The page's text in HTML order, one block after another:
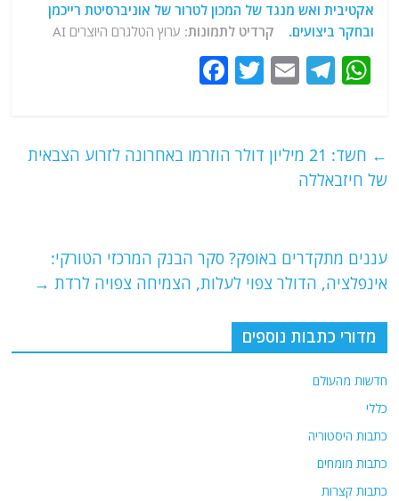
אקטיבית ואש מנגד של המכון לטרור של אוניברסיטת רייכמן
ובחקר ביצועים.
קרדיט לתמונות: ערוץ הטלגרם היוצרים AI
W
s
A
T
g
ra
E
l
T
er
e
k
←
חשד: 21 מיליון דולר הוזרמו באחרונה לזרוע הצבאית
של חיזבאללה
עננים מתקדרים באופק? סקר הבנק המרכזי הטורקי:
אינפלציה, הדולר צפוי לעלות, הצמיחה צפויה לרדת →
מדורי כתבות נוספים
חדשות מהעולם
כללי
כתבות היסטוריה
כתבות מומחים
כתבות קצרות